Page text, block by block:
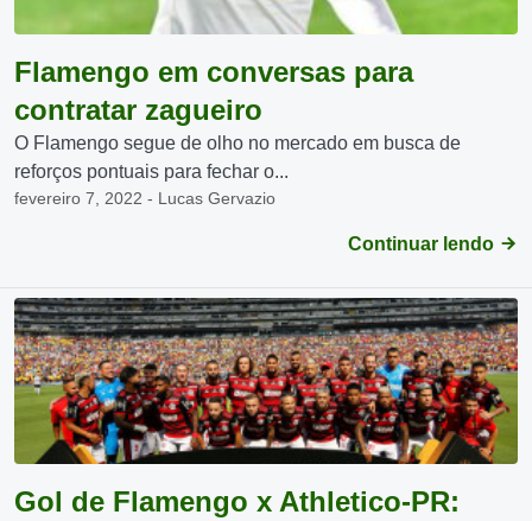
Flamengo em conversas para
contratar zagueiro
O Flamengo segue de olho no mercado em busca de
reforços pontuais para fechar o...
fevereiro 7, 2022 - Lucas Gervazio
Continuar lendo
Gol de Flamengo x Athletico-PR: